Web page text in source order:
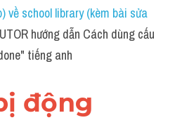
về school library (kèm bài sửa
hướng dẫn Cách dùng cấu
tiếng anh
động